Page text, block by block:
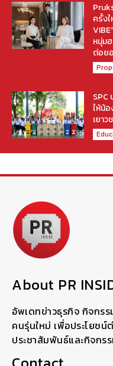
ครั้ง
หนุ่ม
ต่อย
ให้น้
เยา
About PR
อัพเดทข่าวธุรกิจ กิจกร
คนรุ่นใหม่ เพื่อประโยช
ประชาสัมพันธ์และกิจกร